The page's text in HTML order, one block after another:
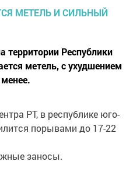
Республики
метель, с ухудшением
РТ, в республике юго-
порывами до 17-22
заносы.